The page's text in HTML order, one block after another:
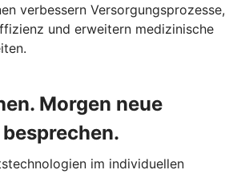
verbessern Versorgungsprozesse,
und erweitern medizinische
Morgen neue
im individuellen